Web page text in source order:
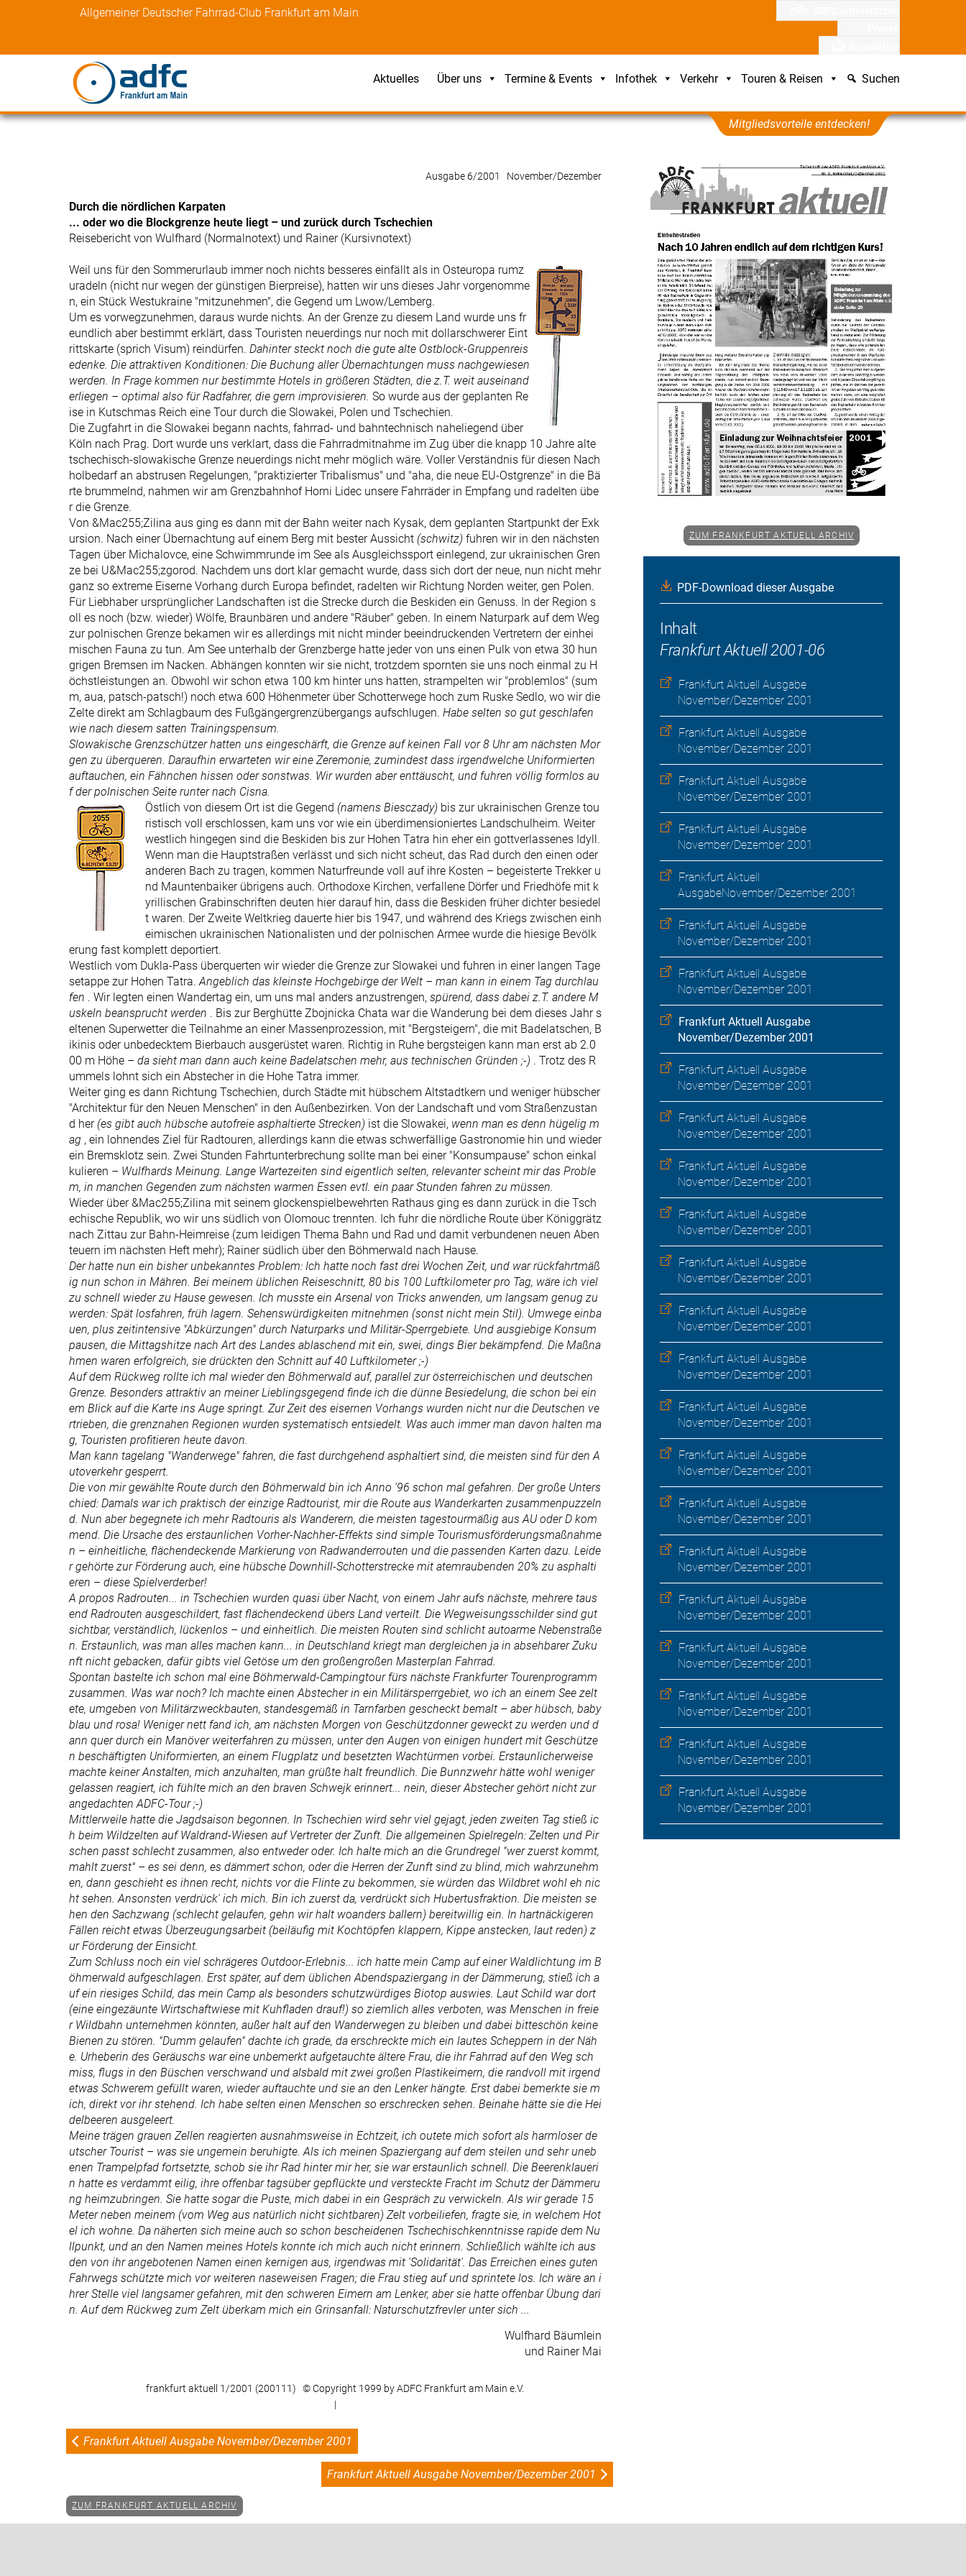
Allgemeiner Deutscher Fahrrad-Club Frankfurt am Main
Aktuelles Über uns Termine & Events Infothek Verkehr Touren & Reisen Suchen
Mitgliedsvorteile entdecken!
Ausgabe 6/2001 November/Dezember
Durch die nördlichen Karpaten
... oder wo die Blockgrenze heute liegt – und zurück durch Tschechien
Reisebericht von Wulfhard (Normalnotext) und Rainer (Kursivnotext)
Weil uns für den Sommerurlaub immer noch nichts besseres einfällt als in Osteuropa rumz
uradeln (nicht nur wegen der günstigen Bierpreise), hatten wir uns dieses Jahr vorgenomme
n, ein Stück Westukraine "mitzunehmen", die Gegend um Lwow/Lemberg.
Um es vorwegzunehmen, daraus wurde nichts. An der Grenze zu diesem Land wurde uns fr
eundlich aber bestimmt erklärt, dass Touristen neuerdings nur noch mit dollarschwerer Eint
rittskarte (sprich Visum) reindürfen. Dahinter steckt noch die gute alte Ostblock-Gruppenreis
edenke. Die attraktiven Konditionen: Die Buchung aller Übernachtungen muss nachgewiesen
werden. In Frage kommen nur bestimmte Hotels in größeren Städten, die z.T. weit auseinand
erliegen – optimal also für Radfahrer, die gern improvisieren. So wurde aus der geplanten Re
ise in Kutschmas Reich eine Tour durch die Slowakei, Polen und Tschechien.
Die Zugfahrt in die Slowakei begann nachts, fahrrad- und bahntechnisch naheliegend über
Köln nach Prag. Dort wurde uns verklart, dass die Fahrradmitnahme im Zug über die knapp 10 Jahre alte
tschechisch-slowakische Grenze neuerdings nicht mehr möglich wäre. Voller Verständnis für diesen Nach
holbedarf an abstrusen Regelungen, "praktizierter Tribalismus" und "aha, die neue EU-Ostgrenze" in die Bä
rte brummelnd, nahmen wir am Grenzbahnhof Horni Lidec unsere Fahrräder in Empfang und radelten übe
r die Grenze.
Von &Mac255;Zilina aus ging es dann mit der Bahn weiter nach Kysak, dem geplanten Startpunkt der Exk
ursion. Nach einer Übernachtung auf einem Berg mit bester Aussicht (schwitz) fuhren wir in den nächsten
Tagen über Michalovce, eine Schwimmrunde im See als Ausgleichssport einlegend, zur ukrainischen Gren
ze bei U&Mac255;zgorod. Nachdem uns dort klar gemacht wurde, dass sich dort der neue, nun nicht mehr
ganz so extreme Eiserne Vorhang durch Europa befindet, radelten wir Richtung Norden weiter, gen Polen.
Für Liebhaber ursprünglicher Landschaften ist die Strecke durch die Beskiden ein Genuss. In der Region s
oll es noch (bzw. wieder) Wölfe, Braunbären und andere "Räuber" geben. In einem Naturpark auf dem Weg
zur polnischen Grenze bekamen wir es allerdings mit nicht minder beeindruckenden Vertretern der einhei
mischen Fauna zu tun. Am See unterhalb der Grenzberge hatte jeder von uns einen Pulk von etwa 30 hun
grigen Bremsen im Nacken. Abhängen konnten wir sie nicht, trotzdem spornten sie uns noch einmal zu H
öchstleistungen an. Obwohl wir schon etwa 100 km hinter uns hatten, strampelten wir "problemlos" (sum
m, aua, patsch-patsch!) noch etwa 600 Höhenmeter über Schotterwege hoch zum Ruske Sedlo, wo wir die
Zelte direkt am Schlagbaum des Fußgängergrenzübergangs aufschlugen. Habe selten so gut geschlafen
wie nach diesem satten Trainingspensum.
Slowakische Grenzschützer hatten uns eingeschärft, die Grenze auf keinen Fall vor 8 Uhr am nächsten Mor
gen zu überqueren. Daraufhin erwarteten wir eine Zeremonie, zumindest dass irgendwelche Uniformierten
auftauchen, ein Fähnchen hissen oder sonstwas. Wir wurden aber enttäuscht, und fuhren völlig formlos au
f der polnischen Seite runter nach Cisna.
Östlich von diesem Ort ist die Gegend (namens Biesczady) bis zur ukrainischen Grenze tou
ristisch voll erschlossen, kam uns vor wie ein überdimensioniertes Landschulheim. Weiter
westlich hingegen sind die Beskiden bis zur Hohen Tatra hin eher ein gottverlassenes Idyll.
Wenn man die Hauptstraßen verlässt und sich nicht scheut, das Rad durch den einen oder
anderen Bach zu tragen, kommen Naturfreunde voll auf ihre Kosten – begeisterte Trekker u
nd Mauntenbaiker übrigens auch. Orthodoxe Kirchen, verfallene Dörfer und Friedhöfe mit k
yrillischen Grabinschriften deuten hier darauf hin, dass die Beskiden früher dichter besiedel
t waren. Der Zweite Weltkrieg dauerte hier bis 1947, und während des Kriegs zwischen einh
eimischen ukrainischen Nationalisten und der polnischen Armee wurde die hiesige Bevölk
erung fast komplett deportiert.
Westlich vom Dukla-Pass überquerten wir wieder die Grenze zur Slowakei und fuhren in einer langen Tage
setappe zur Hohen Tatra. Angeblich das kleinste Hochgebirge der Welt – man kann in einem Tag durchlau
fen . Wir legten einen Wandertag ein, um uns mal anders anzustrengen, spürend, dass dabei z.T. andere M
uskeln beansprucht werden . Bis zur Berghütte Zbojnicka Chata war die Wanderung bei dem dieses Jahr s
eltenen Superwetter die Teilnahme an einer Massenprozession, mit "Bergsteigern", die mit Badelatschen, B
ikinis oder unbedecktem Bierbauch ausgerüstet waren. Richtig in Ruhe bergsteigen kann man erst ab 2.0
00 m Höhe – da sieht man dann auch keine Badelatschen mehr, aus technischen Gründen ;-) . Trotz des R
ummels lohnt sich ein Abstecher in die Hohe Tatra immer.
Weiter ging es dann Richtung Tschechien, durch Städte mit hübschem Altstadtkern und weniger hübscher
"Architektur für den Neuen Menschen" in den Außenbezirken. Von der Landschaft und vom Straßenzustan
d her (es gibt auch hübsche autofreie asphaltierte Strecken) ist die Slowakei, wenn man es denn hügelig m
ag , ein lohnendes Ziel für Radtouren, allerdings kann die etwas schwerfällige Gastronomie hin und wieder
ein Bremsklotz sein. Zwei Stunden Fahrtunterbrechung sollte man bei einer "Konsumpause" schon einkal
kulieren – Wulfhards Meinung. Lange Wartezeiten sind eigentlich selten, relevanter scheint mir das Proble
m, in manchen Gegenden zum nächsten warmen Essen evtl. ein paar Stunden fahren zu müssen.
Wieder über &Mac255;Zilina mit seinem glockenspielbewehrten Rathaus ging es dann zurück in die Tsch
echische Republik, wo wir uns südlich von Olomouc trennten. Ich fuhr die nördliche Route über Königgrätz
nach Zittau zur Bahn-Heimreise (zum leidigen Thema Bahn und Rad und damit verbundenen neuen Aben
teuern im nächsten Heft mehr); Rainer südlich über den Böhmerwald nach Hause.
Der hatte nun ein bisher unbekanntes Problem: Ich hatte noch fast drei Wochen Zeit, und war rückfahrtmäß
ig nun schon in Mähren. Bei meinem üblichen Reiseschnitt, 80 bis 100 Luftkilometer pro Tag, wäre ich viel
zu schnell wieder zu Hause gewesen. Ich musste ein Arsenal von Tricks anwenden, um langsam genug zu
werden: Spät losfahren, früh lagern. Sehenswürdigkeiten mitnehmen (sonst nicht mein Stil). Umwege einba
uen, plus zeitintensive "Abkürzungen" durch Naturparks und Militär-Sperrgebiete. Und ausgiebige Konsum
pausen, die Mittagshitze nach Art des Landes ablaschend mit ein, swei, dings Bier bekämpfend. Die Maßna
hmen waren erfolgreich, sie drückten den Schnitt auf 40 Luftkilometer ;-)
Auf dem Rückweg rollte ich mal wieder den Böhmerwald auf, parallel zur österreichischen und deutschen
Grenze. Besonders attraktiv an meiner Lieblingsgegend finde ich die dünne Besiedelung, die schon bei ein
em Blick auf die Karte ins Auge springt. Zur Zeit des eisernen Vorhangs wurden nicht nur die Deutschen ve
rtrieben, die grenznahen Regionen wurden systematisch entsiedelt. Was auch immer man davon halten ma
g, Touristen profitieren heute davon.
Man kann tagelang "Wanderwege" fahren, die fast durchgehend asphaltiert sind, die meisten sind für den A
utoverkehr gesperrt.
Die von mir gewählte Route durch den Böhmerwald bin ich Anno '96 schon mal gefahren. Der große Unters
chied: Damals war ich praktisch der einzige Radtourist, mir die Route aus Wanderkarten zusammenpuzzeln
d. Nun aber begegnete ich mehr Radtouris als Wanderern, die meisten tagestourmäßig aus AU oder D kom
mend. Die Ursache des erstaunlichen Vorher-Nachher-Effekts sind simple Tourismusförderungsmaßnahme
n – einheitliche, flächendeckende Markierung von Radwanderrouten und die passenden Karten dazu. Leide
r gehörte zur Förderung auch, eine hübsche Downhill-Schotterstrecke mit atemraubenden 20% zu asphalti
eren – diese Spielverderber!
A propos Radrouten... in Tschechien wurden quasi über Nacht, von einem Jahr aufs nächste, mehrere taus
end Radrouten ausgeschildert, fast flächendeckend übers Land verteilt. Die Wegweisungsschilder sind gut
sichtbar, verständlich, lückenlos – und einheitlich. Die meisten Routen sind schlicht autoarme Nebenstraße
n. Erstaunlich, was man alles machen kann... in Deutschland kriegt man dergleichen ja in absehbarer Zuku
nft nicht gebacken, dafür gibts viel Getöse um den großengroßen Masterplan Fahrrad.
Spontan bastelte ich schon mal eine Böhmerwald-Campingtour fürs nächste Frankfurter Tourenprogramm
zusammen. Was war noch? Ich machte einen Abstecher in ein Militärsperrgebiet, wo ich an einem See zelt
ete, umgeben von Militärzweckbauten, standesgemäß in Tarnfarben gescheckt bemalt – aber hübsch, baby
blau und rosa! Weniger nett fand ich, am nächsten Morgen von Geschützdonner geweckt zu werden und d
ann quer durch ein Manöver weiterfahren zu müssen, unter den Augen von einigen hundert mit Geschütze
n beschäftigten Uniformierten, an einem Flugplatz und besetzten Wachtürmen vorbei. Erstaunlicherweise
machte keiner Anstalten, mich anzuhalten, man grüßte halt freundlich. Die Bunnzwehr hätte wohl weniger
gelassen reagiert, ich fühlte mich an den braven Schwejk erinnert... nein, dieser Abstecher gehört nicht zur
angedachten ADFC-Tour ;-)
Mittlerweile hatte die Jagdsaison begonnen. In Tschechien wird sehr viel gejagt, jeden zweiten Tag stieß ic
h beim Wildzelten auf Waldrand-Wiesen auf Vertreter der Zunft. Die allgemeinen Spielregeln: Zelten und Pir
schen passt schlecht zusammen, also entweder oder. Ich halte mich an die Grundregel "wer zuerst kommt,
mahlt zuerst" – es sei denn, es dämmert schon, oder die Herren der Zunft sind zu blind, mich wahrzunehm
en, dann geschieht es ihnen recht, nichts vor die Flinte zu bekommen, sie würden das Wildbret wohl eh nic
ht sehen. Ansonsten verdrück' ich mich. Bin ich zuerst da, verdrückt sich Hubertusfraktion. Die meisten se
hen den Sachzwang (schlecht gelaufen, gehn wir halt woanders ballern) bereitwillig ein. In hartnäckigeren
Fällen reicht etwas Überzeugungsarbeit (beiläufig mit Kochtöpfen klappern, Kippe anstecken, laut reden) z
ur Förderung der Einsicht.
Zum Schluss noch ein viel schrägeres Outdoor-Erlebnis... ich hatte mein Camp auf einer Waldlichtung im B
öhmerwald aufgeschlagen. Erst später, auf dem üblichen Abendspaziergang in der Dämmerung, stieß ich a
uf ein riesiges Schild, das mein Camp als besonders schutzwürdiges Biotop auswies. Laut Schild war dort
(eine eingezäunte Wirtschaftwiese mit Kuhfladen drauf!) so ziemlich alles verboten, was Menschen in freie
r Wildbahn unternehmen könnten, außer halt auf den Wanderwegen zu bleiben und dabei bitteschön keine
Bienen zu stören. "Dumm gelaufen" dachte ich grade, da erschreckte mich ein lautes Scheppern in der Näh
e. Urheberin des Geräuschs war eine unbemerkt aufgetauchte ältere Frau, die ihr Fahrrad auf den Weg sch
miss, flugs in den Büschen verschwand und alsbald mit zwei großen Plastikeimern, die randvoll mit irgend
etwas Schwerem gefüllt waren, wieder auftauchte und sie an den Lenker hängte. Erst dabei bemerkte sie m
ich, direkt vor ihr stehend. Ich habe selten einen Menschen so erschrecken sehen. Beinahe hätte sie die Hei
delbeeren ausgeleert.
Meine trägen grauen Zellen reagierten ausnahmsweise in Echtzeit, ich outete mich sofort als harmloser de
utscher Tourist – was sie ungemein beruhigte. Als ich meinen Spaziergang auf dem steilen und sehr uneb
enen Trampelpfad fortsetzte, schob sie ihr Rad hinter mir her, sie war erstaunlich schnell. Die Beerenklaueri
n hatte es verdammt eilig, ihre offenbar tagsüber gepflückte und versteckte Fracht im Schutz der Dämmeru
ng heimzubringen. Sie hatte sogar die Puste, mich dabei in ein Gespräch zu verwickeln. Als wir gerade 15
Meter neben meinem (vom Weg aus natürlich nicht sichtbaren) Zelt vorbeiliefen, fragte sie, in welchem Hot
el ich wohne. Da näherten sich meine auch so schon bescheidenen Tschechischkenntnisse rapide dem Nu
llpunkt, und an den Namen meines Hotels konnte ich mich auch nicht erinnern. Schließlich wählte ich aus
den von ihr angebotenen Namen einen kernigen aus, irgendwas mit 'Solidarität'. Das Erreichen eines guten
Fahrwegs schützte mich vor weiteren naseweisen Fragen; die Frau stieg auf und sprintete los. Ich wäre an i
hrer Stelle viel langsamer gefahren, mit den schweren Eimern am Lenker, aber sie hatte offenbar Übung dari
n. Auf dem Rückweg zum Zelt überkam mich ein Grinsanfall: Naturschutzfrevler unter sich ...
Wulfhard Bäumlein
und Rainer Mai
frankfurt aktuell 1/2001 (200111) © Copyright 1999 by ADFC Frankfurt am Main e.V.
|
ZUM FRANKFURT AKTUELL ARCHIV
PDF-Download dieser Ausgabe
Inhalt
Frankfurt Aktuell 2001-06
Frankfurt Aktuell Ausgabe
November/Dezember 2001
Frankfurt Aktuell Ausgabe
November/Dezember 2001
Frankfurt Aktuell Ausgabe
November/Dezember 2001
Frankfurt Aktuell Ausgabe
November/Dezember 2001
Frankfurt Aktuell
AusgabeNovember/Dezember 2001
Frankfurt Aktuell Ausgabe
November/Dezember 2001
Frankfurt Aktuell Ausgabe
November/Dezember 2001
Frankfurt Aktuell Ausgabe
November/Dezember 2001
Frankfurt Aktuell Ausgabe
November/Dezember 2001
Frankfurt Aktuell Ausgabe
November/Dezember 2001
Frankfurt Aktuell Ausgabe
November/Dezember 2001
Frankfurt Aktuell Ausgabe
November/Dezember 2001
Frankfurt Aktuell Ausgabe
November/Dezember 2001
Frankfurt Aktuell Ausgabe
November/Dezember 2001
Frankfurt Aktuell Ausgabe
November/Dezember 2001
Frankfurt Aktuell Ausgabe
November/Dezember 2001
Frankfurt Aktuell Ausgabe
November/Dezember 2001
Frankfurt Aktuell Ausgabe
November/Dezember 2001
Frankfurt Aktuell Ausgabe
November/Dezember 2001
Frankfurt Aktuell Ausgabe
November/Dezember 2001
Frankfurt Aktuell Ausgabe
November/Dezember 2001
Frankfurt Aktuell Ausgabe
November/Dezember 2001
Frankfurt Aktuell Ausgabe
November/Dezember 2001
Frankfurt Aktuell Ausgabe
November/Dezember 2001
Frankfurt Aktuell Ausgabe November/Dezember 2001
Frankfurt Aktuell Ausgabe November/Dezember 2001
ZUM FRANKFURT AKTUELL ARCHIV